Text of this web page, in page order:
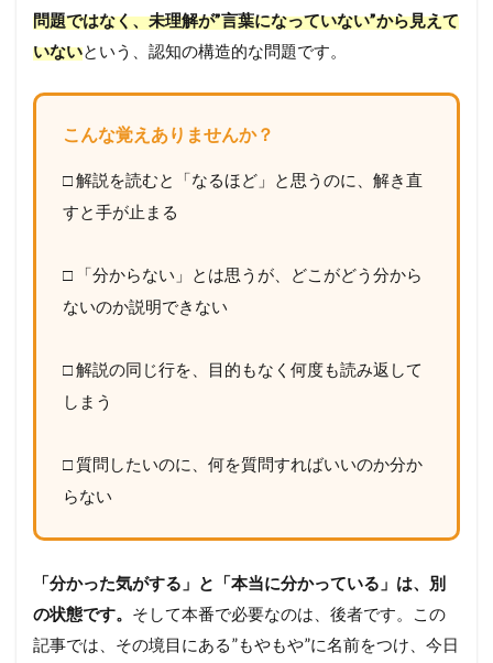
問題ではなく、未理解が”言葉になっていない”から見えて
いないという、認知の構造的な問題です。
こんな覚えありませんか？
□ 解説を読むと「なるほど」と思うのに、解き直
すと手が止まる
□ 「分からない」とは思うが、どこがどう分から
ないのか説明できない
□ 解説の同じ行を、目的もなく何度も読み返して
しまう
□ 質問したいのに、何を質問すればいいのか分か
らない
「分かった気がする」と「本当に分かっている」は、別
の状態です。 そして本番で必要なのは、後者です。この
記事では、その境目にある”もやもや”に名前をつけ、今日